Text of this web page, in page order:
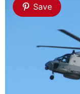
Save